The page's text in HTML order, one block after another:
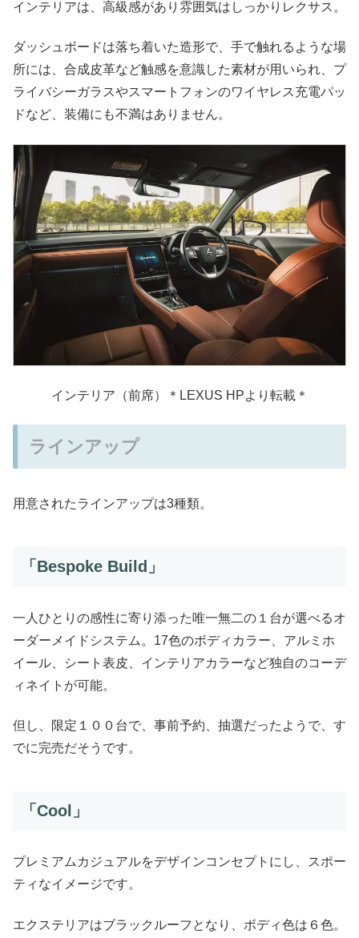
インテリアは、高級感があり雰囲気はしっかりレクサス。
ダッシュボードは落ち着いた造形で、手で触れるような場
所には、合成皮革など触感を意識した素材が用いられ、プ
ライバシーガラスやスマートフォンのワイヤレス充電パッ
ドなど、装備にも不満はありません。
インテリア（前席）＊LEXUS HPより転載＊
ラインアップ
用意されたラインアップは3種類。
「Bespoke Build」
一人ひとりの感性に寄り添った唯一無二の１台が選べるオ
ーダーメイドシステム。17色のボディカラー、アルミホ
イール、シート表皮、インテリアカラーなど独自のコーデ
ィネイトが可能。
但し、限定１００台で、事前予約、抽選だったようで、す
でに完売だそうです。
「Cool」
プレミアムカジュアルをデザインコンセプトにし、スポー
ティなイメージです。
エクステリアはブラックルーフとなり、ボディ色は６色。